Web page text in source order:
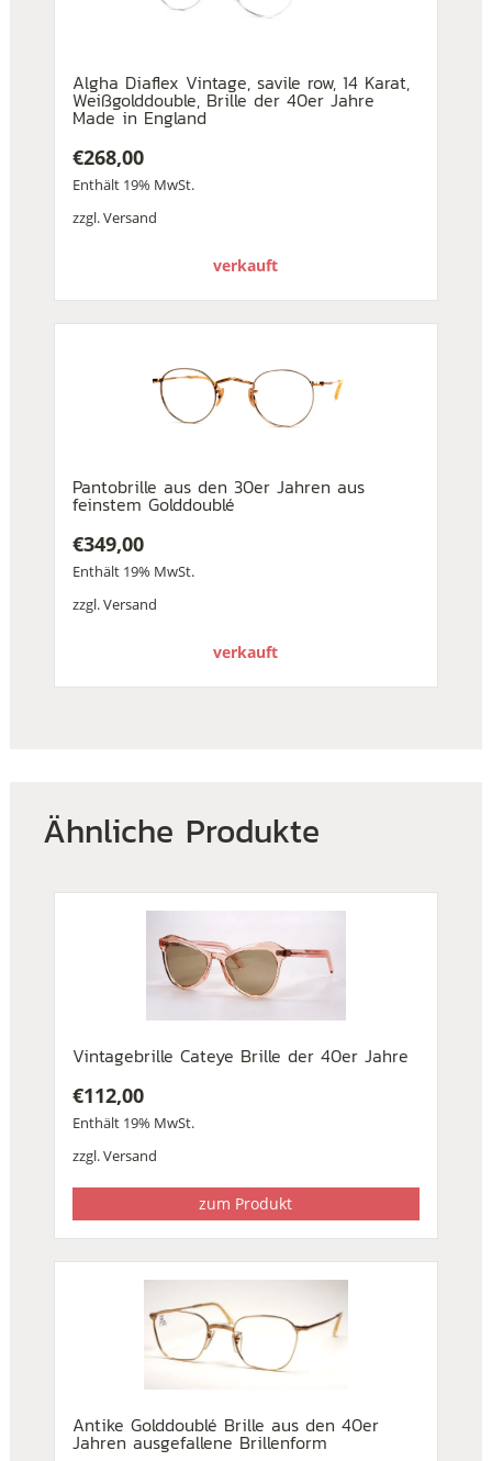
Algha Diaflex Vintage, savile row, 14 Karat,
Weißgolddouble, Brille der 40er Jahre
Made in England
€268,00
Enthält 19% MwSt.
zzgl.Versand
verkauft
Pantobrille aus den 30er Jahren aus
feinstem Golddoublé
€349,00
Enthält 19% MwSt.
zzgl.Versand
verkauft
Ähnliche Produkte
Vintagebrille Cateye Brille der 40er Jahre
€112,00
Enthält 19% MwSt.
zzgl.Versand
zum Produkt
Antike Golddoublé Brille aus den 40er
Jahren ausgefallene Brillenform